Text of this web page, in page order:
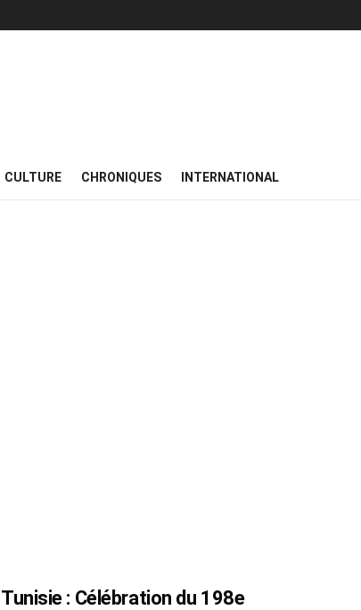
CULTURE CHRONIQUES INTERNATIONAL
Tunisie : Célébration du 198e